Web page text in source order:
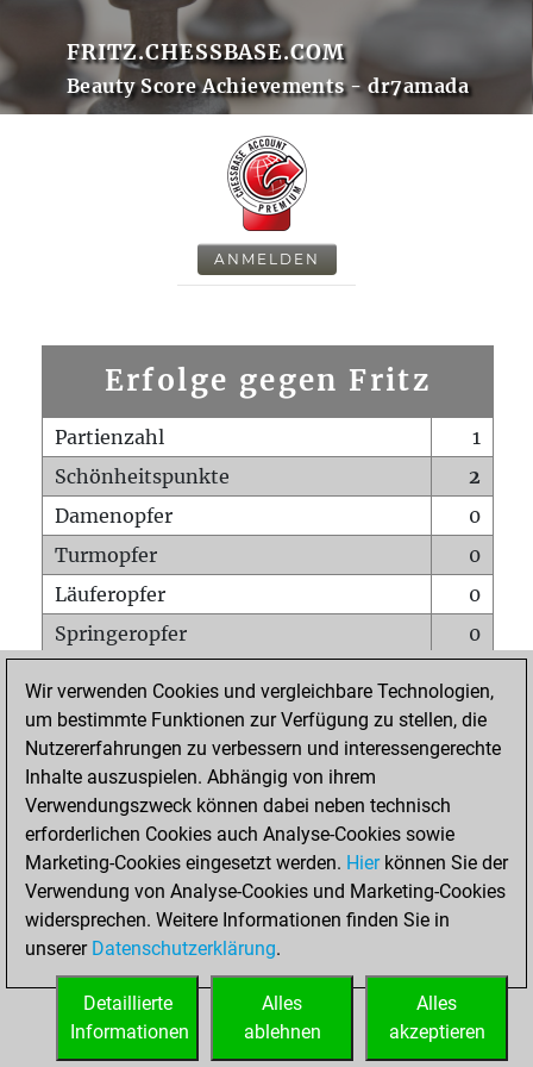
FRITZ.CHESSBASE.COM
Beauty Score Achievements - dr7amada
ANMELDEN
Erfolge gegen Fritz
Partienzahl
1
Schönheitspunkte
2
Damenopfer
0
Turmopfer
0
Läuferopfer
0
Springeropfer
0
Matt auf vollem Brett
0
Bauer setzt Matt
0
Erstickte Matts
Unterverwandlungen
Türme auf der siebten
0
STARTSEITE
Wir verwenden Cookies und vergleichbare Technologien,
um bestimmte Funktionen zur Verfügung zu stellen, die
Nutzererfahrungen zu verbessern und interessengerechte
Inhalte auszuspielen. Abhängig von ihrem
Verwendungszweck können dabei neben technisch
erforderlichen Cookies auch Analyse-Cookies sowie
Marketing-Cookies eingesetzt werden. Hierkönnen Sie der
Verwendung von Analyse-Cookies und Marketing-Cookies
widersprechen. Weitere Informationen finden Sie in
unserer Datenschutzerklärung.
Alles
akzeptieren
Alles
ablehnen
Detaillierte
Informationen